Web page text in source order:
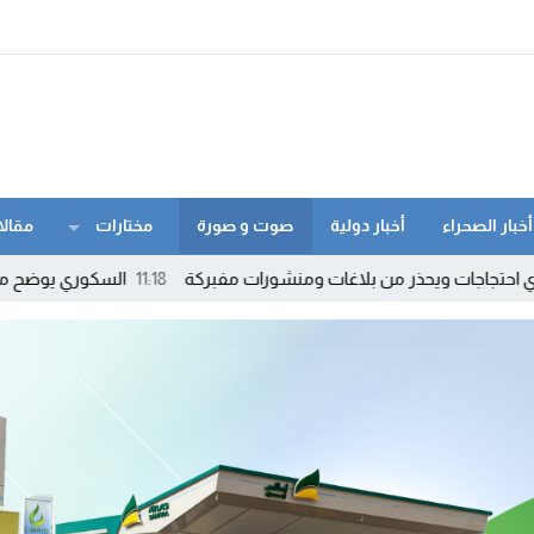
أخبار الصحراء أخبار دولية صوت و صورة مختارات
11:18 السكوري يوضح مصير القانون 24.19.. والنقابات تنتظر استئناف